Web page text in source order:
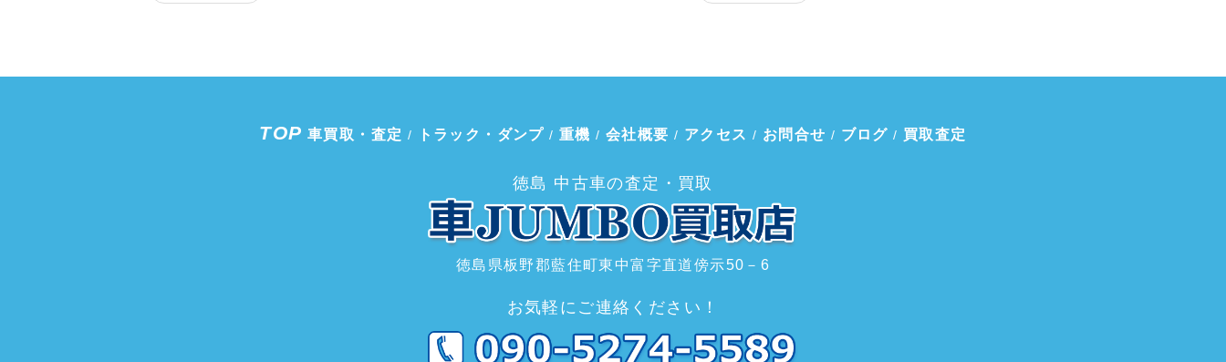
TOP 車買取・査定 / トラック・ダンプ /重機 /会社概要 / アクセス / お問合せ / ブログ / 買取査定
徳島 中古車の査定・買取
徳島県板野郡藍住町東中富字直道傍示50－6
お気軽にご連絡ください！